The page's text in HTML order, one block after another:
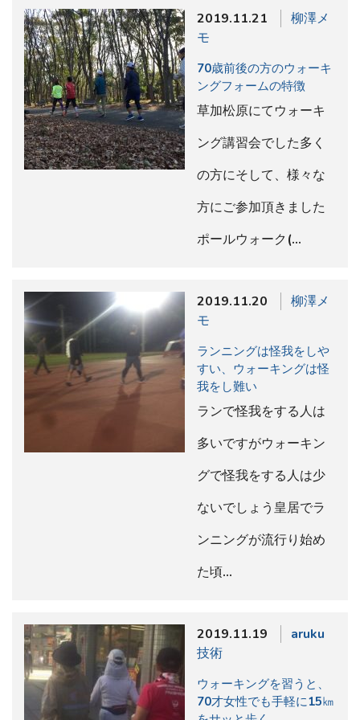
2019.11.21
柳澤メ
モ
70歳前後の方のウォーキ
ングフォームの特徴
草加松原にてウォーキ
ング講習会でした多く
の方にそして、様々な
方にご参加頂きました
ポールウォーク(…
2019.11.20
柳澤メ
モ
ランニングは怪我をしや
すい、ウォーキングは怪
我をし難い
ランで怪我をする人は
多いですがウォーキン
グで怪我をする人は少
ないでしょう皇居でラ
ンニングが流行り始め
た頃…
2019.11.19
aruku
技術
ウォーキングを習うと、
70才女性でも手軽に15㎞